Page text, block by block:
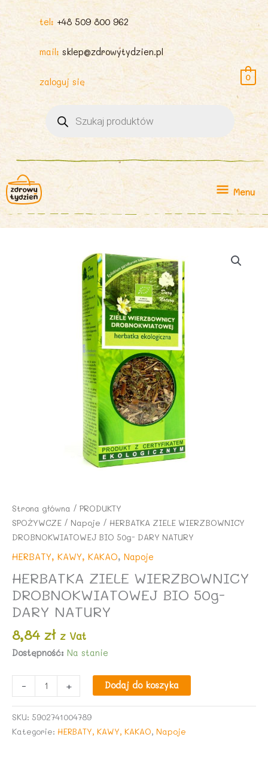
tel: +48 509 800 962
mail: sklep@zdrowytydzien.pl
zaloguj się
produktów
0
Menu
Menu
Strona główna / PRODUKTY
SPOŻYWCZE / Napoje / HERBATKA ZIELE WIERZBOWNICY
DROBNOKWIATOWEJ BIO 50g- DARY NATURY
HERBATY, KAWY, KAKAO, Napoje
HERBATKA ZIELE WIERZBOWNICY
DROBNOKWIATOWEJ BIO 50g-
DARY NATURY
8,84 zł z Vat
Dostępność: Na stanie
-
HERBATKA
ZIELE
DROBNOKWIATOWEJ
+ Dodaj do koszyka
SKU: 5902741004789
Kategorie: HERBATY, KAWY, KAKAO, Napoje